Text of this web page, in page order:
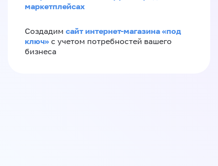
маркетплейсах
Создадим сайт интернет-магазина «под
ключ» с учетом потребностей вашего
бизнеса